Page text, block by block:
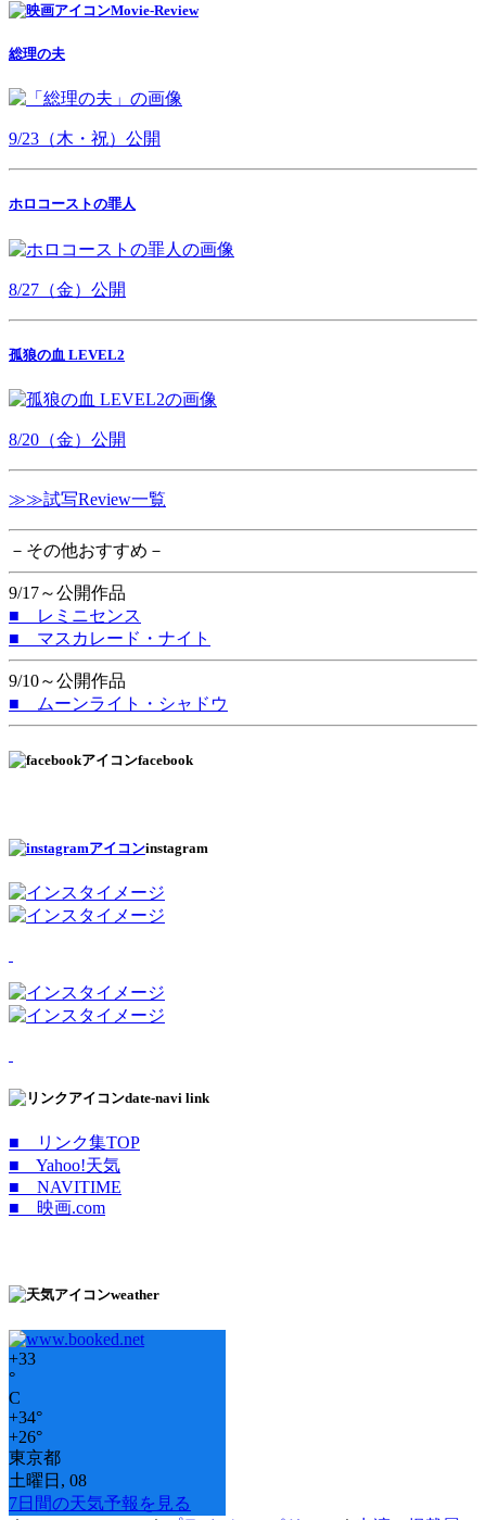
Movie-Review
総理の夫
9/23（木・祝）公開
ホロコーストの罪人
8/27（金）公開
孤狼の血 LEVEL2
8/20（金）公開
≫≫試写Review一覧
－その他おすすめ－
9/17～公開作品
■ レミニセンス
■ マスカレード・ナイト
9/10～公開作品
■ ムーンライト・シャドウ
facebook
instagram
date-navi link
■ リンク集TOP
■ Yahoo!天気
■ NAVITIME
■ 映画.com
weather
+33
°
C
+34°
+26°
東京都
土曜日, 08
7日間の天気予報を見る